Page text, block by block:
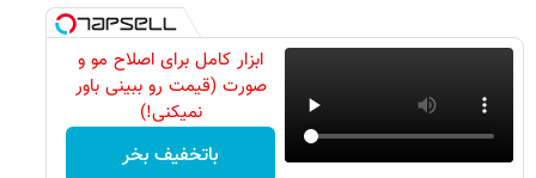
ابزار کامل برای اصلاح مو و
صورت (قیمت رو ببینی باور
نمیکنی!)
باتخفیف بخر